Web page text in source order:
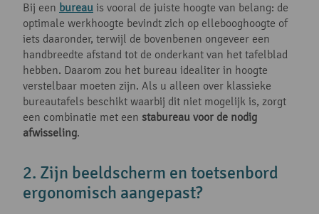
Bij een bureau is vooral de juiste hoogte van belang: de
optimale werkhoogte bevindt zich op ellebooghoogte of
iets daaronder, terwijl de bovenbenen ongeveer een
handbreedte afstand tot de onderkant van het tafelblad
hebben. Daarom zou het bureau idealiter in hoogte
verstelbaar moeten zijn. Als u alleen over klassieke
bureautafels beschikt waarbij dit niet mogelijk is, zorgt
een combinatie met een stabureau voor de nodig
afwisseling.
2. Zijn beeldscherm en toetsenbord
ergonomisch aangepast?